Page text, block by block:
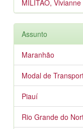
MILITÃO,
Assunto
Maranhão
Modal de
Piauí
Rio Grande do